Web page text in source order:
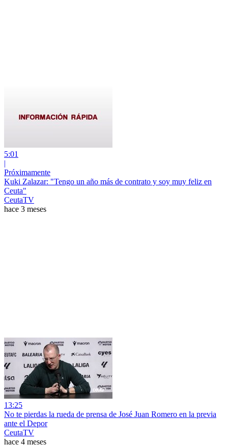
5:01
|
Próximamente
Kuki Zalazar: "Tengo un año más de contrato y soy muy feliz en
Ceuta"
CeutaTV
hace 3 meses
13:25
No te pierdas la rueda de prensa de José Juan Romero en la previa
ante el Depor
CeutaTV
hace 4 meses